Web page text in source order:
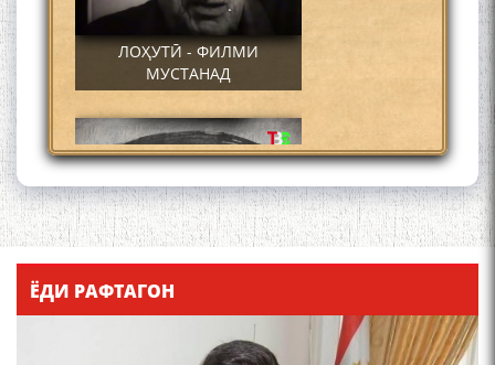
ЛОҲУТӢ - ФИЛМИ
МУСТАНАД
Қадамҷо - Лоҳутӣ
ЁДИ РАФТАГОН